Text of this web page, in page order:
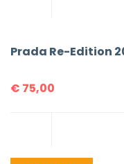
Prada Re-Edition
€ 75,00